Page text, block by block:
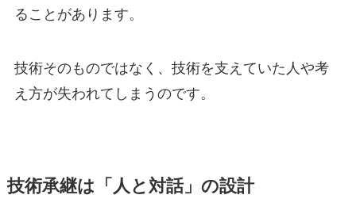
ることがあります。
技術そのものではなく、技術を支えていた人や考
え方が失われてしまうのです。
技術承継は「人と対話」の設計